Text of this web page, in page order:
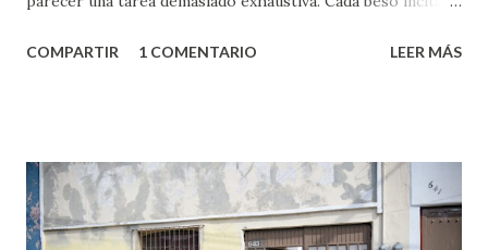
partes de ti que jamás hubieras imaginado. El problema es
conoces ni la mitad de lo que deberías saber. Pero incluso
quienes ya han tenido relaciones sexuales no son expertos
o expertas en el tema. Siempre hay algo nuevo que
COMPARTIR 1 COMENTARIO LEER MÁS